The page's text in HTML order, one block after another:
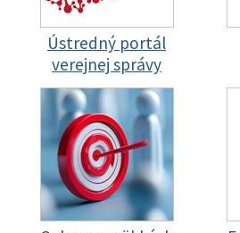
Ústredný portál
verejnej správy